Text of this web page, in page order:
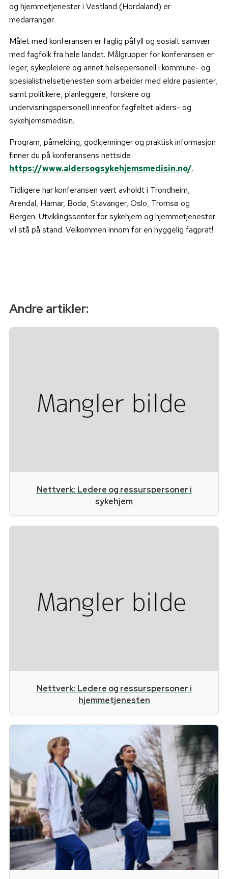
og hjemmetjenester i Vestland (Hordaland) er
medarrangør.
Målet med konferansen er faglig påfyll og sosialt samvær
med fagfolk fra hele landet. Målgrupper for konferansen er
leger, sykepleiere og annet helsepersonell i kommune- og
spesialisthelsetjenesten som arbeider med eldre pasienter,
samt politikere, planleggere, forskere og
undervisningspersonell innenfor fagfeltet alders- og
sykehjemsmedisin.
Program, påmelding, godkjenninger og praktisk informasjon
finner du på konferansens nettside
https://www.aldersogsykehjemsmedisin.no/.
Tidligere har konferansen vært avholdt i Trondheim,
Arendal, Hamar, Bodø, Stavanger, Oslo, Tromsø og
Bergen. Utviklingssenter for sykehjem og hjemmetjenester
vil stå på stand. Velkommen innom for en hyggelig fagprat!
Andre artikler:
Nettverk: Ledere og ressurspersoner i
sykehjem
Nettverk: Ledere og ressurspersoner i
hjemmetjenesten